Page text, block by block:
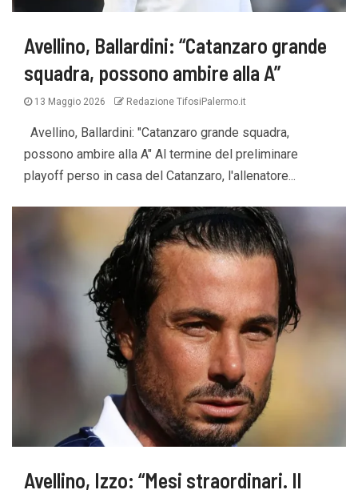
Avellino, Ballardini: “Catanzaro grande
squadra, possono ambire alla A”
13 Maggio 2026 Redazione TifosiPalermo.it
Avellino, Ballardini: "Catanzaro grande squadra,
possono ambire alla A" Al termine del preliminare
playoff perso in casa del Catanzaro, l'allenatore...
Avellino, Izzo: “Mesi straordinari. Il